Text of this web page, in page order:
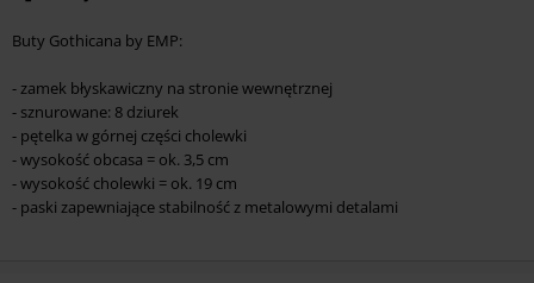
Buty Gothicana by EMP:
- zamek błyskawiczny na stronie wewnętrznej
- sznurowane: 8 dziurek
- pętelka w górnej części cholewki
- wysokość obcasa = ok. 3,5 cm
- wysokość cholewki = ok. 19 cm
- paski zapewniające stabilność z metalowymi detalami